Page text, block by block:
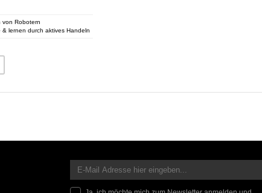
von Robotern
lernen durch aktives Handeln